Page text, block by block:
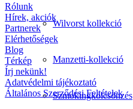
Wilvorst kollekció
Manzetti-kollekció
Szmokingkölcsönzés
Rólunk
Hírek, akciók
Partnerek
Elérhetőségek
Blog
Térkép
Írj nekünk!
Adatvédelmi tájékoztató
Általános Szerződési Feltételek